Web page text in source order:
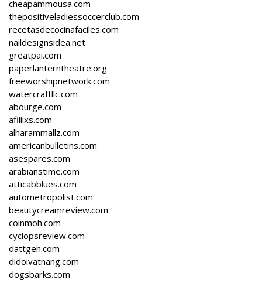
cheapammousa.com
thepositiveladiessoccerclub.com
recetasdecocinafaciles.com
naildesignsidea.net
greatpai.com
paperlanterntheatre.org
freeworshipnetwork.com
watercraftllc.com
abourge.com
afiliixs.com
alharammallz.com
americanbulletins.com
asespares.com
arabianstime.com
atticabblues.com
autometropolist.com
beautycreamreview.com
coinmoh.com
cyclopsreview.com
dattgen.com
didoivatnang.com
dogsbarks.com